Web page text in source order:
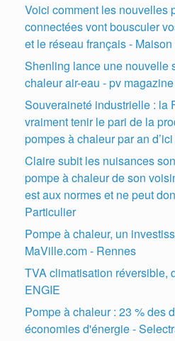
Voici comment les nouvelles
connectées vont bousculer
et le réseau français -
Shenling lance une nouvelle
chaleur air-eau - pv
Souveraineté industrielle : la
vraiment tenir le pari de la
pompes à chaleur par an
Claire subit les nuisances
pompe à chaleur de son
est aux normes et ne peut
Particulier
Pompe à chaleur, un
MaVille.com - Rennes
TVA climatisation réversible,
ENGIE
Pompe à chaleur : 23 % des
économies d'énergie -